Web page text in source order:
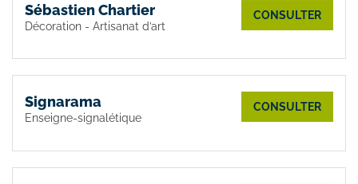
Sébastien Chartier
Décoration - Artisanat d’art
CONSULTER
Signarama
Enseigne-signalétique
CONSULTER